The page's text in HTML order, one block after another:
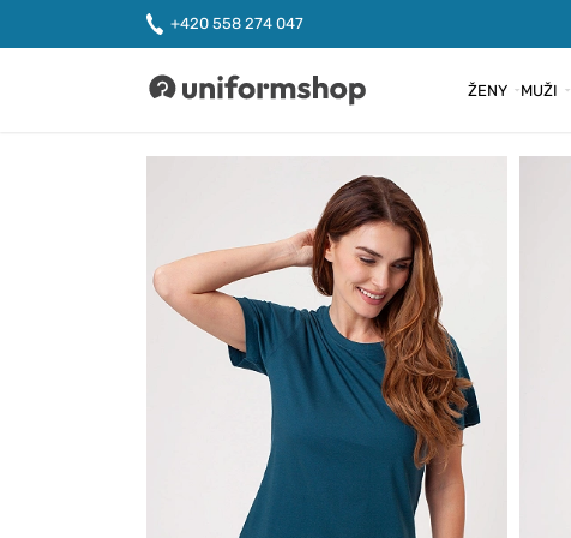
+420 558 274 047
Uniformshop
ŽENY MUŽI